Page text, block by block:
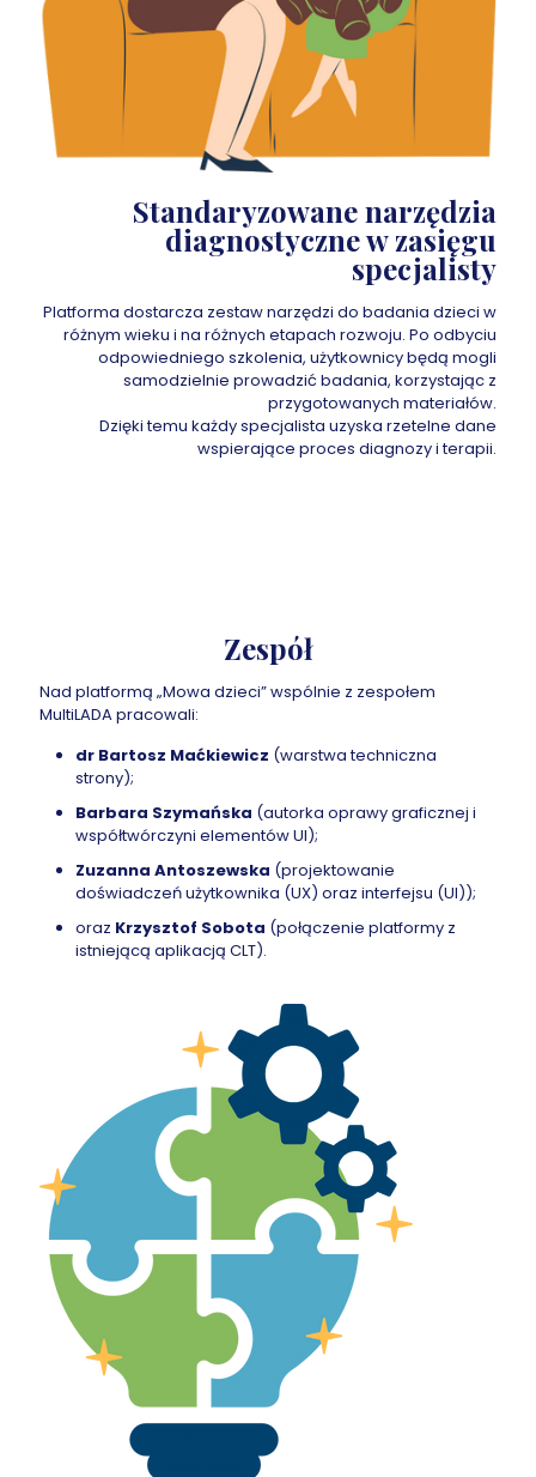
Standaryzowane narzędzia
diagnostyczne w zasięgu
specjalisty
Platforma dostarcza zestaw narzędzi do badania dzieci w
różnym wieku i na różnych etapach rozwoju. Po odbyciu
odpowiedniego szkolenia, użytkownicy będą mogli
samodzielnie prowadzić badania, korzystając z
przygotowanych materiałów.
Dzięki temu każdy specjalista uzyska rzetelne dane
wspierające proces diagnozy i terapii.
Zespół
Nad platformą „Mowa dzieci” wspólnie z zespołem
MultiLADA pracowali:
dr Bartosz Maćkiewicz (warstwa techniczna
strony);
Barbara Szymańska (autorka oprawy graficznej i
współtwórczyni elementów UI);
Zuzanna Antoszewska (projektowanie
doświadczeń użytkownika (UX) oraz interfejsu (UI));
oraz Krzysztof Sobota (połączenie platformy z
istniejącą aplikacją CLT).